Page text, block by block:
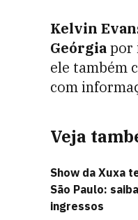
Kelvin
Geórgiapor
ele também
com
Veja
Show da Xuxa
São Paulo:
ingressos